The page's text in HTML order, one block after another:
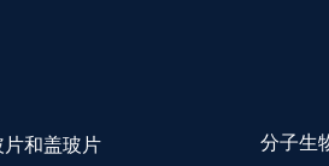
和盖玻片
分子生